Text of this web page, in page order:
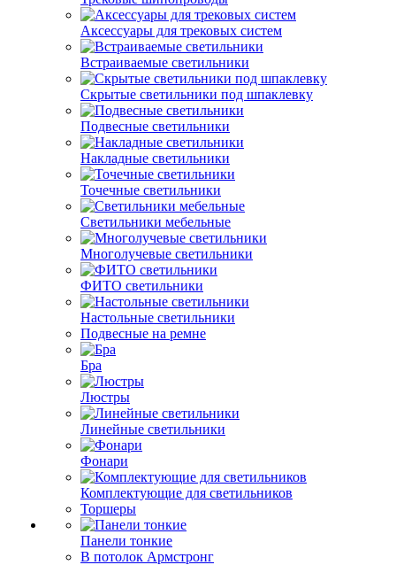
Аксессуары для трековых систем
Встраиваемые светильники
Скрытые светильники под шпаклевку
Подвесные светильники
Накладные светильники
Точечные светильники
Светильники мебельные
Многолучевые светильники
ФИТО светильники
Настольные светильники
Подвесные на ремне
Бра
Люстры
Линейные светильники
Фонари
Комплектующие для светильников
Торшеры
Панели тонкие
В потолок Армстронг